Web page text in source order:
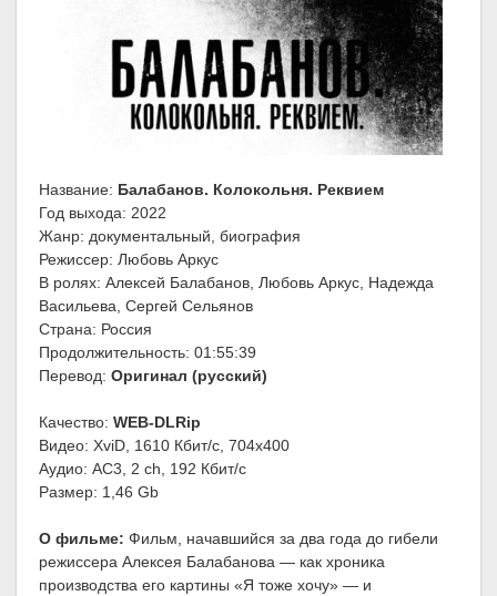
Название: Балабанов. Колокольня. Реквием
Год выхода: 2022
Жанр: документальный, биография
Режиссер: Любовь Аркус
В ролях: Алексей Балабанов, Любовь Аркус, Надежда
Васильева, Сергей Сельянов
Страна: Россия
Продолжительность: 01:55:39
Перевод: Оригинал (русский)
Качество: WEB-DLRip
Видео: XviD, 1610 Кбит/с, 704х400
Аудио: AC3, 2 ch, 192 Кбит/с
Размер: 1,46 Gb
О фильме: Фильм, начавшийся за два года до гибели
режиссера Алексея Балабанова — как хроника
производства его картины «Я тоже хочу» — и